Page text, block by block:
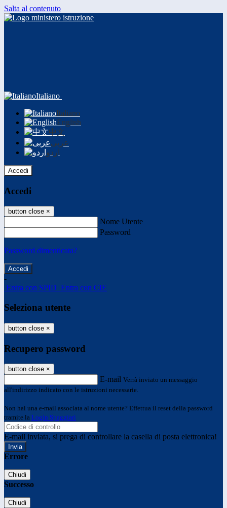
Salta al contenuto
Italiano
Italiano
English
中文
عربى
اردو
Accedi
Accedi
button close ×
Nome Utente
Password
Password dimenticata?
-
Entra con SPID Entra con CIE
Seleziona utente
button close ×
Recupero password
button close ×
E-mail Verrà inviato un messaggio
all'indirizzo indicato con le istruzioni necessarie.
Non hai una e-mail associata al nome utente? Effettua il reset della password
tramite la Login Spaggiari
E-mail inviata, si prega di controllare la casella di posta elettronica!
Errore
Chiudi
Successo
Chiudi